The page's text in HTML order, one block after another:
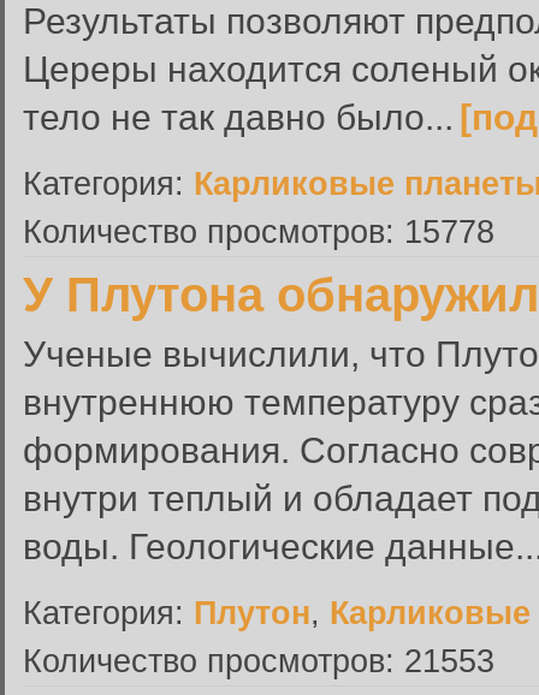
Результаты позволяют
Цереры находится соленый
тело не так давно было...
Категория: Карликовые
Количество просмотров: 15778
У Плутона
Ученые вычислили, что
внутреннюю температуру
формирования. Согласно
внутри теплый и обладает
воды. Геологические
Категория: Плутон,
Количество просмотров: 21553